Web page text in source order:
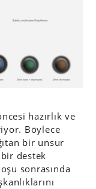
hazırlık ve
Böylece
bir unsur
bir destek
sonrasında